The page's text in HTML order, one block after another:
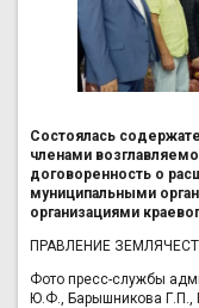
Состоялась
членами
договоренность о
муниципальными
организациями
ПРАВЛЕНИЕ
Фото пресс-службы
Ю.Ф., Барышникова Г.П.,